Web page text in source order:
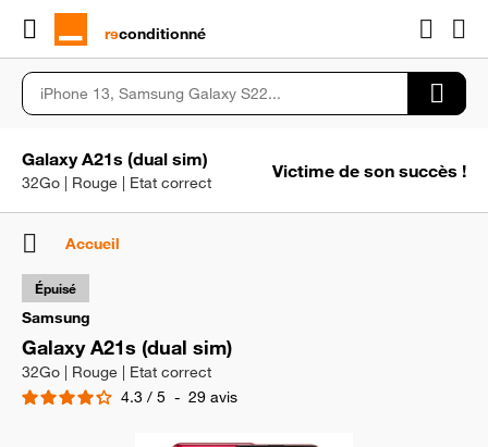
rɘconditionné
Galaxy A21s (dual sim)
32Go | Rouge | Etat correct
Victime de son succès !
Accueil
Samsung
Galaxy A21s (dual sim)
32Go | Rouge | Etat correct
4.3 / 5 - 29 avis
Épuisé